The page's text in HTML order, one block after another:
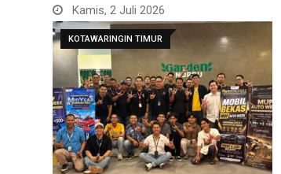
Kamis, 2 Juli 2026
KOTAWARINGIN TIMUR